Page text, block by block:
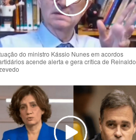
do ministro Kássio Nunes em acordos
acende alerta e gera crítica de Reinaldo